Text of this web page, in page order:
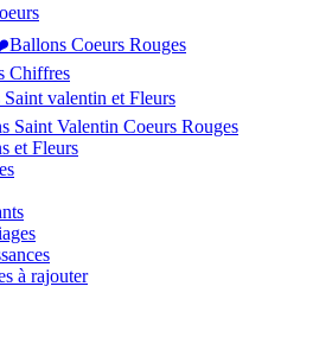
Coeurs Rouges
Chiffres
valentin et Fleurs
Saint Valentin Coeurs Rouges
et Fleurs
à rajouter